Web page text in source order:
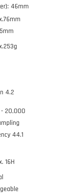
46mm
4.2
20,000
44.1
16H